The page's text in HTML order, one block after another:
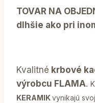
TOVAR NA
dlhšie ako pri
Kvalitné krbové
výrobcu FLAMA.
KERAMIKvynikajú